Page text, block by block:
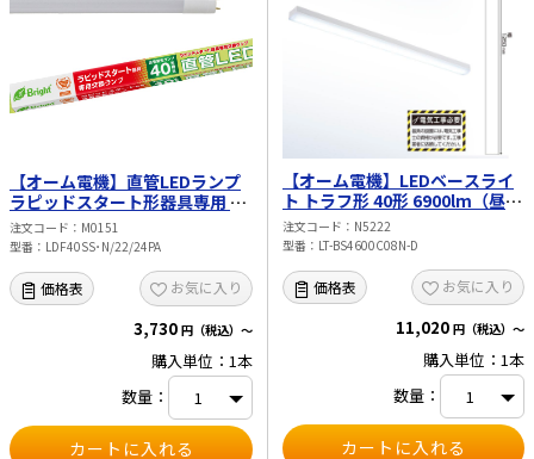
【オーム電機】直管LEDランプ
ラピッドスタート形器具専用 40
形相当 G13（昼白色）
LDF40SS･N/22/24PA
注文コード
M0151
型番
LDF40SS･N/22/24PA
価格表 お気に入り
3,730 円（税込）～
購入単位：1本
数量：
【オーム電機】LEDベースライ
ト トラフ形 40形 6900lm（昼光
色） LT-BS4600C08N-D
注文コード
N5222
型番
LT-BS4600C08N-D
価格表 お気に入り
11,020 円（税込）～
購入単位：1本
数量：